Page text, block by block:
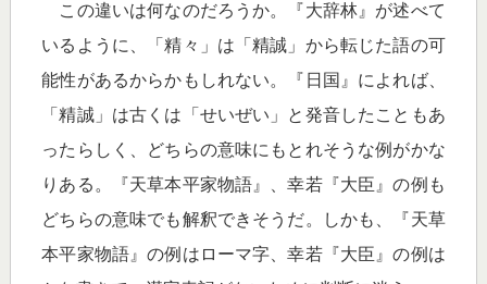
この違いは何なのだろうか。『大辞林』が述べて
いるように、「精々」は「精誠」から転じた語の可
能性があるからかもしれない。『日国』によれば、
「精誠」は古くは「せいぜい」と発音したこともあ
ったらしく、どちらの意味にもとれそうな例がかな
りある。『天草本平家物語』、幸若『大臣』の例も
どちらの意味でも解釈できそうだ。しかも、『天草
本平家物語』の例はローマ字、幸若『大臣』の例は